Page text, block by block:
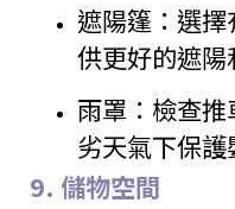
遮陽篷：選
供更好的遮陽
雨罩：檢查
劣天氣下保護
9. 儲物空間